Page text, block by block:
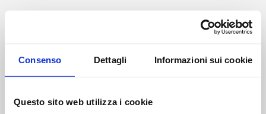
Consenso Dettagli Informazioni sui cookie
Questo sito web utilizza i cookie
Application Error
at v (https://